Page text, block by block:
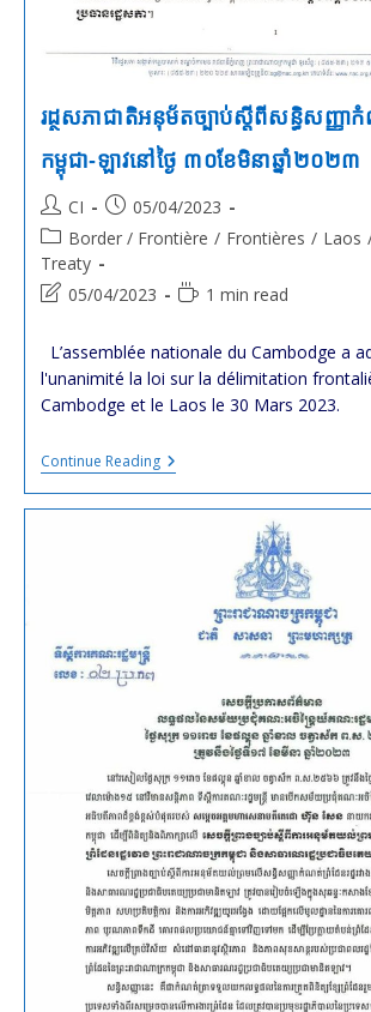
រដ្ថសភាជាតិអនុម័តច្បាប់ស្តីពីសន្ធិសញ្ញា
កម្ពុជា-ឡាវនៅថ្ងៃ ៣០ខែមិនាឆ្នាំ២០២៣
Post
author:
CI
Post
published:
05/04/2023
Post
category:
Border / Frontière / Frontières / Laos
Treaty
Post
modified:
05/04/2023
Reading1 min read
L’assemblée nationale du Cambodge a
l'unanimité la loi sur la délimitation
Cambodge et le Laos le 30 Mars 2023.
Continue Readingរដ្ថសភា
ជាតិ
អនុម័ត
កម្ពុជា-
៣០ខែ
មិនា
ឆ្នាំ២០២៣